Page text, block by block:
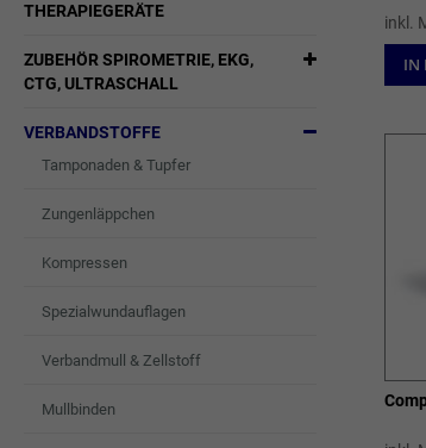
inkl.
IN
THERAPIEGERÄTE
ZUBEHÖR SPIROMETRIE, EKG,
CTG, ULTRASCHALL
VERBANDSTOFFE
Tamponaden & Tupfer
Zungenläppchen
Kompressen
Spezialwundauflagen
Verbandmull & Zellstoff
Mullbinden